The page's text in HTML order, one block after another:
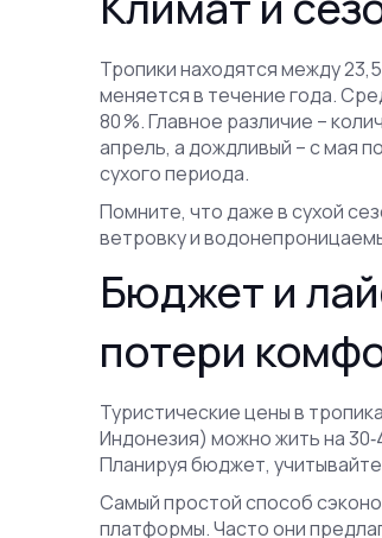
Тропики находятся между
меняется в течение года.
80 %. Главное различие –
апрель, а дождливый – с мая
сухого периода.
Помните, что даже в сухой
ветровку и
Бюджет и
потери
Туристические цены в
Индонезия) можно жить на
Планируя бюджет,
Самый простой способ
платформы. Часто они